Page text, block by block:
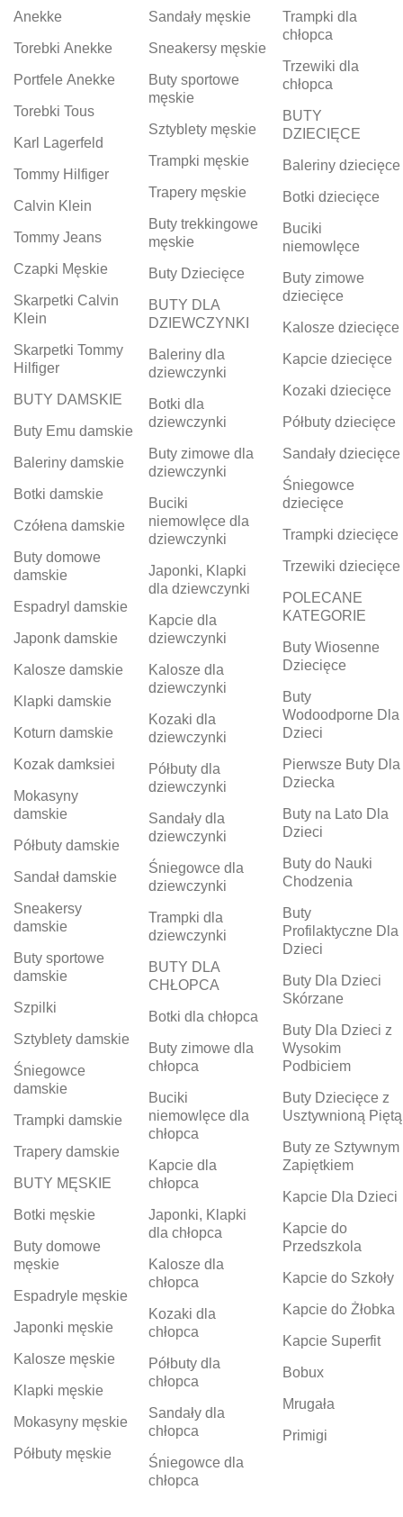
Anekke
Torebki Anekke
Portfele Anekke
Torebki Tous
Karl Lagerfeld
Tommy Hilfiger
Calvin Klein
Tommy Jeans
Czapki Męskie
Skarpetki Calvin
Klein
Skarpetki Tommy
Hilfiger
BUTY DAMSKIE
Buty Emu damskie
Baleriny damskie
Botki damskie
Czółena damskie
Buty domowe
damskie
Espadryl damskie
Japonk damskie
Kalosze damskie
Klapki damskie
Koturn damskie
Kozak damksiei
Mokasyny
damskie
Półbuty damskie
Sandał damskie
Sneakersy
damskie
Buty sportowe
damskie
Szpilki
Sztyblety damskie
Śniegowce
damskie
Trampki damskie
Trapery damskie
BUTY MĘSKIE
Botki męskie
Buty domowe
męskie
Espadryle męskie
Japonki męskie
Kalosze męskie
Klapki męskie
Mokasyny męskie
Półbuty męskie
Sandały męskie
Sneakersy męskie
Buty sportowe
męskie
Sztyblety męskie
Trampki męskie
Trapery męskie
Buty trekkingowe
męskie
Buty Dziecięce
BUTY DLA
DZIEWCZYNKI
Baleriny dla
dziewczynki
Botki dla
dziewczynki
Buty zimowe dla
dziewczynki
Buciki
niemowlęce dla
dziewczynki
Japonki, Klapki
dla dziewczynki
Kapcie dla
dziewczynki
Kalosze dla
dziewczynki
Kozaki dla
dziewczynki
Półbuty dla
dziewczynki
Sandały dla
dziewczynki
Śniegowce dla
dziewczynki
Trampki dla
dziewczynki
BUTY DLA
CHŁOPCA
Botki dla chłopca
Buty zimowe dla
chłopca
Buciki
niemowlęce dla
chłopca
Kapcie dla
chłopca
Japonki, Klapki
dla chłopca
Kalosze dla
chłopca
Kozaki dla
chłopca
Półbuty dla
chłopca
Sandały dla
chłopca
Śniegowce dla
chłopca
Trampki dla
chłopca
Trzewiki dla
chłopca
BUTY
DZIECIĘCE
Baleriny dziecięce
Botki dziecięce
Buciki
niemowlęce
Buty zimowe
dziecięce
Kalosze dziecięce
Kapcie dziecięce
Kozaki dziecięce
Półbuty dziecięce
Sandały dziecięce
Śniegowce
dziecięce
Trampki dziecięce
Trzewiki dziecięce
POLECANE
KATEGORIE
Buty Wiosenne
Dziecięce
Buty
Wodoodporne Dla
Dzieci
Pierwsze Buty Dla
Dziecka
Buty na Lato Dla
Dzieci
Buty do Nauki
Chodzenia
Buty
Profilaktyczne Dla
Dzieci
Buty Dla Dzieci
Skórzane
Buty Dla Dzieci z
Wysokim
Podbiciem
Buty Dziecięce z
Usztywnioną Piętą
Buty ze Sztywnym
Zapiętkiem
Kapcie Dla Dzieci
Kapcie do
Przedszkola
Kapcie do Szkoły
Kapcie do Żłobka
Kapcie Superfit
Bobux
Mrugała
Primigi